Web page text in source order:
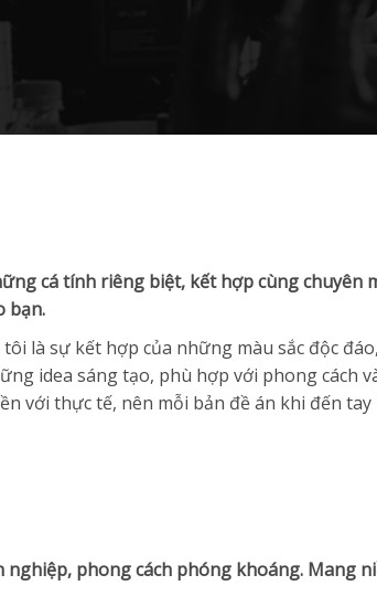
cá tính riêng biệt, kết hợp cùng chuyên
bạn.
là sự kết hợp của những màu sắc độc
idea sáng tạo, phù hợp với phong cách
với thực tế, nên mỗi bản đề án khi đến
phong cách phóng khoáng. Mang